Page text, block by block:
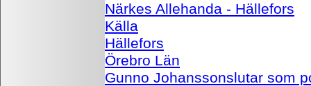
Närkes Allehanda - Hällefors
Källa
Hällefors
Örebro Län
Gunno Johanssonslutar som